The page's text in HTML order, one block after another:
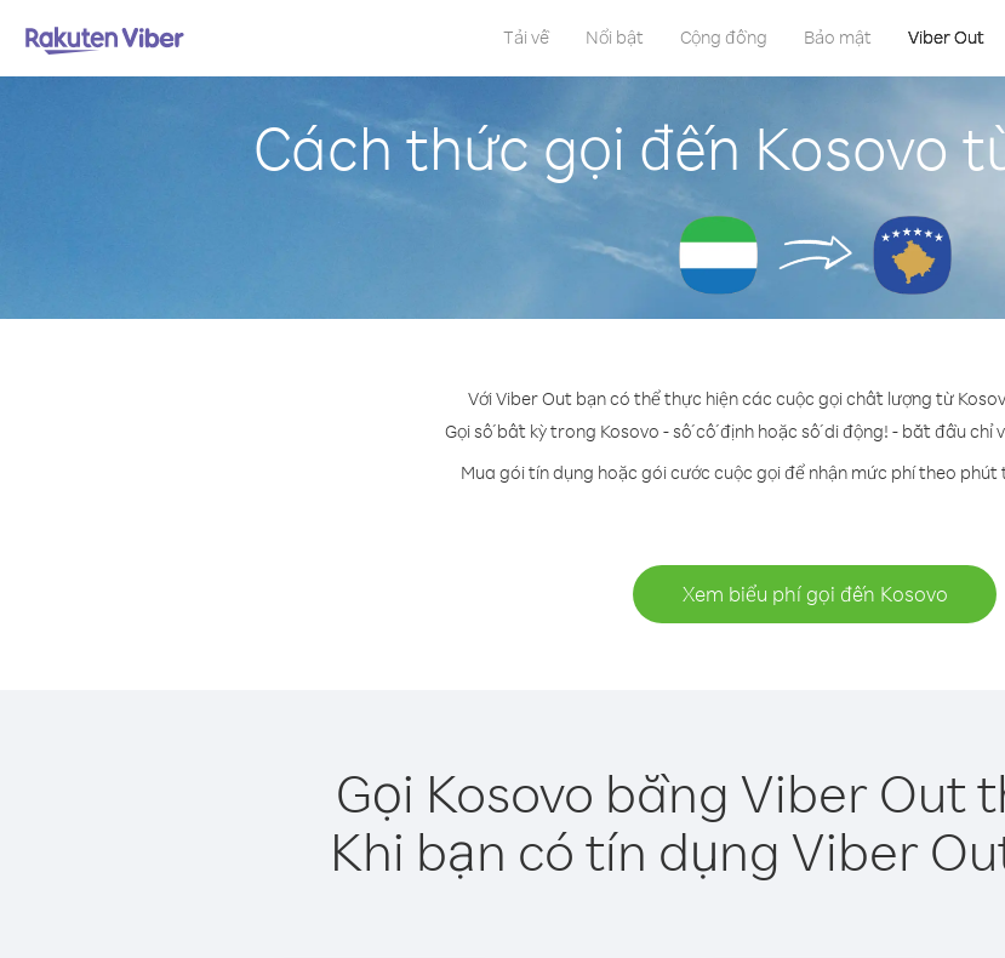
Tải về Nổi bật Cộng đồng Bảo mật Viber Out
Cách thức gọi đến Kosovo
Với Viber Out bạn có thể thực hiện các cuộc gọi chất lượng từ
Gọi số bất kỳ trong Kosovo - số cố định hoặc số di động! - bắt đầu chỉ
Mua gói tín dụng hoặc gói cước cuộc gọi để nhận mức phí theo
Xem biểu phí gọi đến Kosovo
Gọi Kosovo bằng Viber Out
Khi bạn có tín dụng Viber